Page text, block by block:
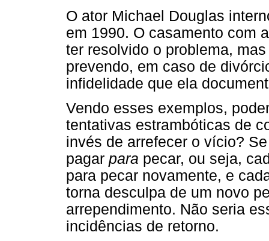
O ator Michael Douglas
em 1990. O casamento com
ter resolvido o problema,
prevendo, em caso de
infidelidade que ela
Vendo esses exemplos,
tentativas estrambóticas de
invés de arrefecer o vício?
pagar para pecar, ou seja,
para pecar novamente, e
torna desculpa de um novo
arrependimento. Não seria
incidências de retorno.